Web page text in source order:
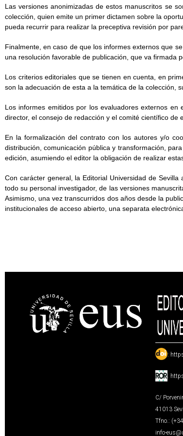
Las versiones anonimizadas de estos manuscritos se
colección, quien emite un primer dictamen sobre la
pueda recurrir para realizar la preceptiva revisión por
Finalmente, en caso de que los informes externos que
una resolución favorable de publicación, que va firmada
Los criterios editoriales que se tienen en cuenta, en
son la adecuación de esta a la temática de la colección,
Los informes emitidos por los evaluadores externos
director, el consejo de redacción y el comité científico
En la formalización del contrato con los autores y/o
distribución, comunicación pública y transformación,
edición, asumiendo el editor la obligación de realizar
Con carácter general, la Editorial Universidad de
todo su personal investigador, de las versiones
Asimismo, una vez transcurridos dos años desde la
institucionales de acceso abierto, una separata
:
:
C/
41013
Tfno.:
info-